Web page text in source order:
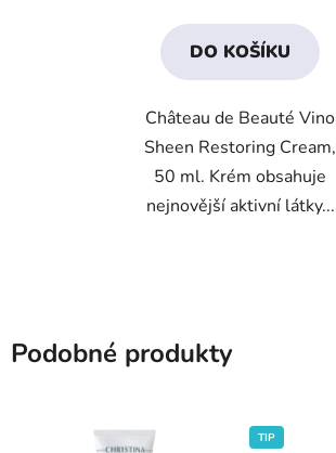
5
DO KOŠÍKU
Château de Beauté Vino
Sheen Restoring Cream,
50 ml. Krém obsahuje
nejnovější aktivní látky...
Podobné produkty
TIP